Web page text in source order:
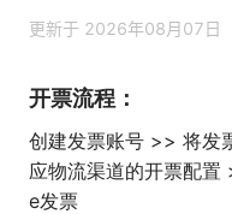
更新于 2026年08月07日
开票流程：
创建发票账号 >> 将发
应物流渠道的开票配置
e发票